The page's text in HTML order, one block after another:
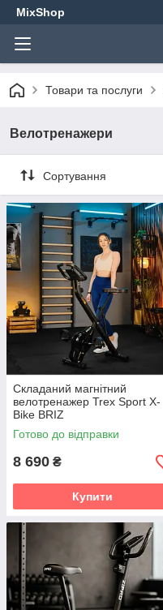
MixShop
Товари та послуги
Велотренажери
Сортування
Складаний магнітний
велотренажер Trex Sport X-
Bike BRIZ
Готово до відправки
8 690 ₴
Купити